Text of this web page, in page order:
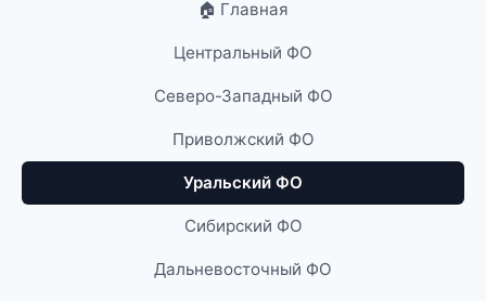
🏠 Главная
Центральный ФО
Северо-Западный ФО
Приволжский ФО
Уральский ФО
Сибирский ФО
Дальневосточный ФО